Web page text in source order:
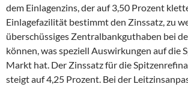
dem Einlagenzins, der auf 3,50 Prozent
Einlagefazilität bestimmt den Zinssatz, zu
überschüssiges Zentralbankguthaben bei
können, was speziell Auswirkungen auf die
Markt hat. Der Zinssatz für die
steigt auf 4,25 Prozent. Bei der